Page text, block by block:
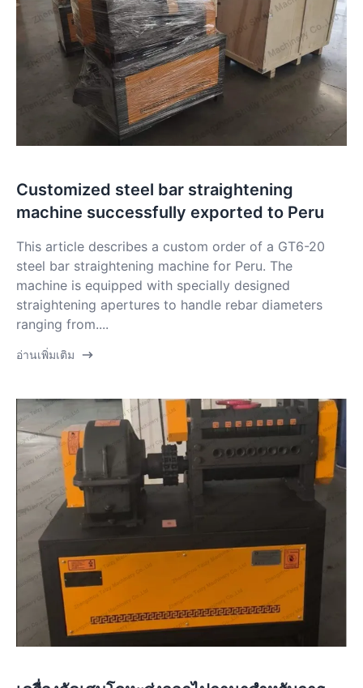
Customized steel bar straightening
machine successfully exported to Peru
This article describes a custom order of a GT6-20
steel bar straightening machine for Peru. The
machine is equipped with specially designed
straightening apertures to handle rebar diameters
ranging from....
อ่านเพิ่มเติม